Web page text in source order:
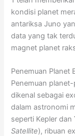
kondisi planet
antariksa Juno
data yang tak
magnet planet
Penemuan Planet
Penemuan
dikenal sebagai
dalam astronomi
seperti Kepler dan
Satellite), ribuan